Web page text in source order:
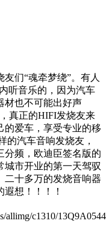
们“魂牵梦绕”。有人
听音乐的，因为汽车
材也不可能出好声
真正的HIFI发烧友来
的爱车，享受专业的移
的汽车音响发烧友，
分频，欧迪臣签名版的
城市开业的第一天驾驭
二十多万的发烧音响器
想！！！！
allimg/c1310/